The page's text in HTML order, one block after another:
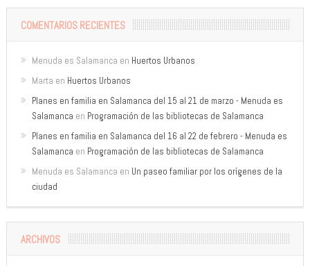
COMENTARIOS RECIENTES
Menuda es Salamanca en Huertos Urbanos
Marta en Huertos Urbanos
Planes en familia en Salamanca del 15 al 21 de marzo - Menuda es
Salamanca en Programación de las bibliotecas de Salamanca
Planes en familia en Salamanca del 16 al 22 de febrero - Menuda es
Salamanca en Programación de las bibliotecas de Salamanca
Menuda es Salamanca en Un paseo familiar por los orígenes de la
ciudad
ARCHIVOS